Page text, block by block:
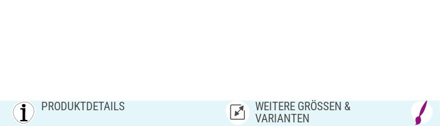
PRODUKTDETAILS
WEITERE GRÖSSEN & V
ARIANTEN